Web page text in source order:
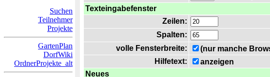
Suchen
Teilnehmer
Projekte
GartenPlan
DorfWiki
OrdnerProjekte_alt
Texteingabefenster
Zeilen:
Spalten:
volle Fensterbreite:
(nur manche
Hilfetext:
anzeigen
Neues